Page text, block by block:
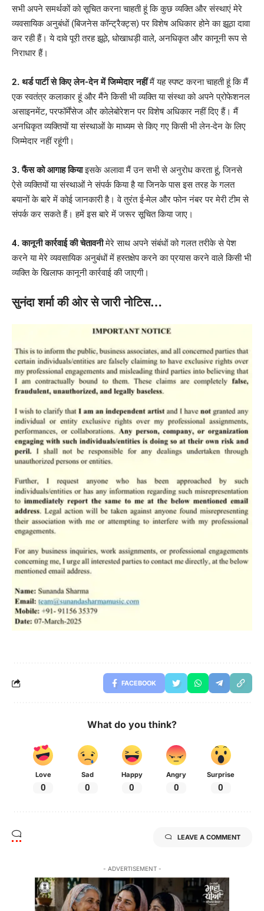
सभी अपने समर्थकों को सूचित करना चाहती हूं कि कुछ व्यक्ति और संस्थाएं मेरे
व्यवसायिक अनुबंधों (बिजनेस कॉन्ट्रैक्ट्स) पर विशेष अधिकार होने का झूठा दावा
कर रही हैं। ये दावे पूरी तरह झूठे, धोखाधड़ी वाले, अनधिकृत और कानूनी रूप से
निराधार हैं।
2. थर्ड पार्टी से किए लेन-देन में जिम्मेदार नहींमैं यह स्पष्ट करना चाहती हूं कि मैं
एक स्वतंत्र कलाकार हूं और मैंने किसी भी व्यक्ति या संस्था को अपने प्रोफेशनल
असाइनमेंट, परफॉर्मेंसेज और कोलेबोरेशन पर विशेष अधिकार नहीं दिए हैं। मैं
अनधिकृत व्यक्तियों या संस्थाओं के माध्यम से किए गए किसी भी लेन-देन के लिए
जिम्मेदार नहीं रहूंगी।
3. फैंस को आगाह कियाइसके अलावा मैं उन सभी से अनुरोध करता हूं, जिनसे
ऐसे व्यक्तियों या संस्थाओं ने संपर्क किया है या जिनके पास इस तरह के गलत
बयानों के बारे में कोई जानकारी है। वे तुरंत ई-मेल और फोन नंबर पर मेरी टीम से
संपर्क कर सकते हैं। हमें इस बारे में जरूर सूचित किया जाए।
4. कानूनी कार्रवाई की चेतावनीमेरे साथ अपने संबंधों को गलत तरीके से पेश
करने या मेरे व्यवसायिक अनुबंधों में हस्तक्षेप करने का प्रयास करने वाले किसी भी
व्यक्ति के खिलाफ कानूनी कार्रवाई की जाएगी।
सुनंदा शर्मा की ओर से जारी नोटिस…
FACEBOOK
What do you think?
Love
0
Sad
0
Happy
0
Angry
0
Surprise
0
LEAVE A COMMENT
- ADVERTISEMENT -